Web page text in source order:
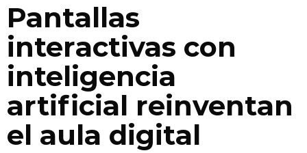
Pantallas
interactivas con
inteligencia
artificial reinventan
el aula digital